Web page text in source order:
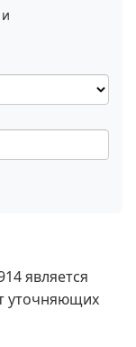
является
уточняющих